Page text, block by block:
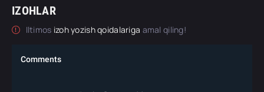
IZOHLAR
Iltimos izoh yozish qoidalariga amal qiling!